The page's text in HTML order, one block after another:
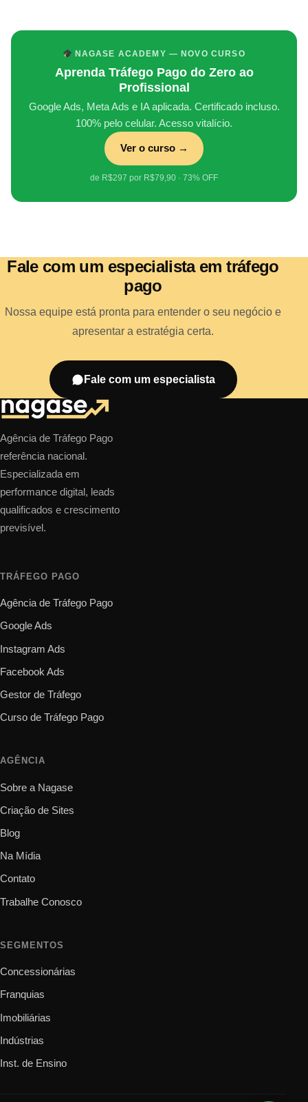
NAGASE ACADEMY — NOVO CURSO
Aprenda Tráfego Pago do Zero ao
Profissional
Google Ads, Meta Ads e IA aplicada. Certificado incluso.
100% pelo celular. Acesso vitalício.
Ver o curso →
de R$297 por R$79,90 · 73% OFF
Fale com um especialista em tráfego
pago
Nossa equipe está pronta para entender o seu negócio e
apresentar a estratégia certa.
Fale com um especialista
Agência de Tráfego Pago
referência nacional.
Especializada em
performance digital, leads
qualificados e crescimento
previsível.
TRÁFEGO PAGO
Agência de Tráfego Pago
Google Ads
Instagram Ads
Facebook Ads
Gestor de Tráfego
Curso de Tráfego Pago
AGÊNCIA
Sobre a Nagase
Criação de Sites
Blog
Na Mídia
Contato
Trabalhe Conosco
SEGMENTOS
Concessionárias
Franquias
Imobiliárias
Indústrias
Inst. de Ensino